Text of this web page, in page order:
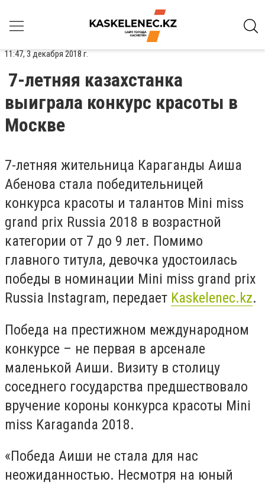
11:47, 3 декабря 2018 г.
7-летняя казахстанка
выиграла конкурс красоты в
Москве
7-летняя жительница Караганды Аиша
Абенова стала победительницей
конкурса красоты и талантов Mini miss
grand prix Russia 2018 в возрастной
категории от 7 до 9 лет. Помимо
главного титула, девочка удостоилась
победы в номинации Mini miss grand prix
Russia Instagram, передает Kaskelenec.kz.
Победа на престижном международном
конкурсе – не первая в арсенале
маленькой Аиши. Визиту в столицу
соседнего государства предшествовало
вручение короны конкурса красоты Mini
miss Karaganda 2018.
«Победа Аиши не стала для нас
неожиданностью. Несмотря на юный